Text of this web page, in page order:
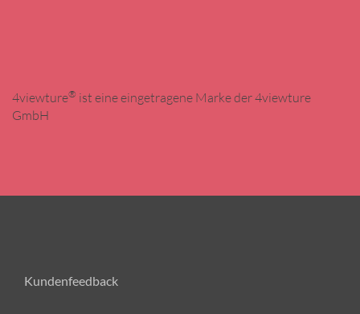
4viewture® ist eine eingetragene Marke der 4viewture
GmbH
Kundenfeedback